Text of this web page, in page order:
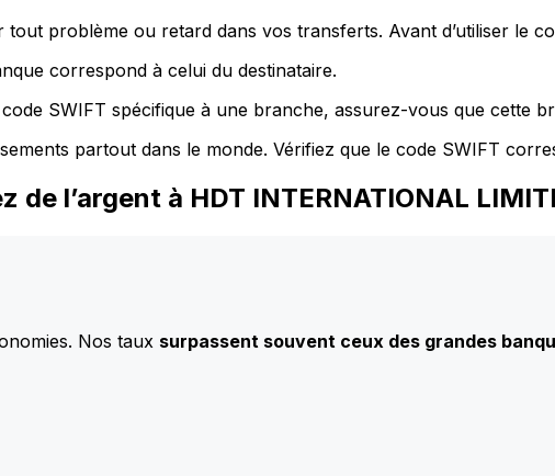
problème ou retard dans vos transferts. Avant d’utiliser le
correspond à celui du destinataire.
SWIFT spécifique à une branche, assurez-vous que cette
partout dans le monde. Vérifiez que le code SWIFT
l’argent à HDT INTERNATIONAL
Nos taux surpassent souvent ceux des grandes